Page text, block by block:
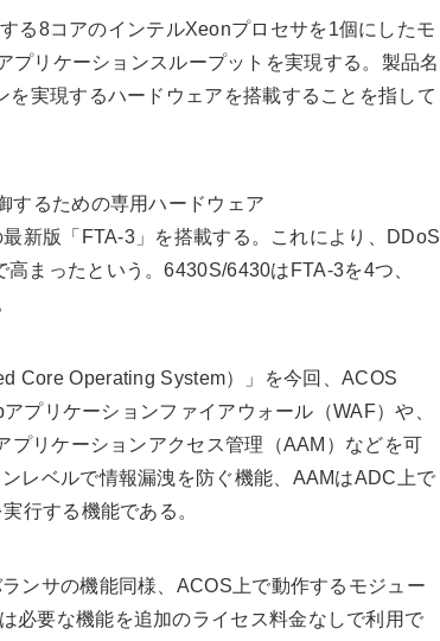
る8コアのインテルXeonプロセサを1個にしたモ
プリケーションスループットを実現する。製品名
実現するハードウェアを搭載することを指して
るための専用ハードウェア
新版「FTA-3」を搭載する。これにより、DDoS
まったという。6430S/6430はFTA-3を4つ、
Core Operating System）」を今回、ACOS
プリケーションファイアウォール（WAF）や、
プリケーションアクセス管理（AAM）などを可
レベルで情報漏洩を防ぐ機能、AAMはADC上で
行する機能である。
ンサの機能同様、ACOS上で動作するモジュー
必要な機能を追加のライセス料金なしで利用で